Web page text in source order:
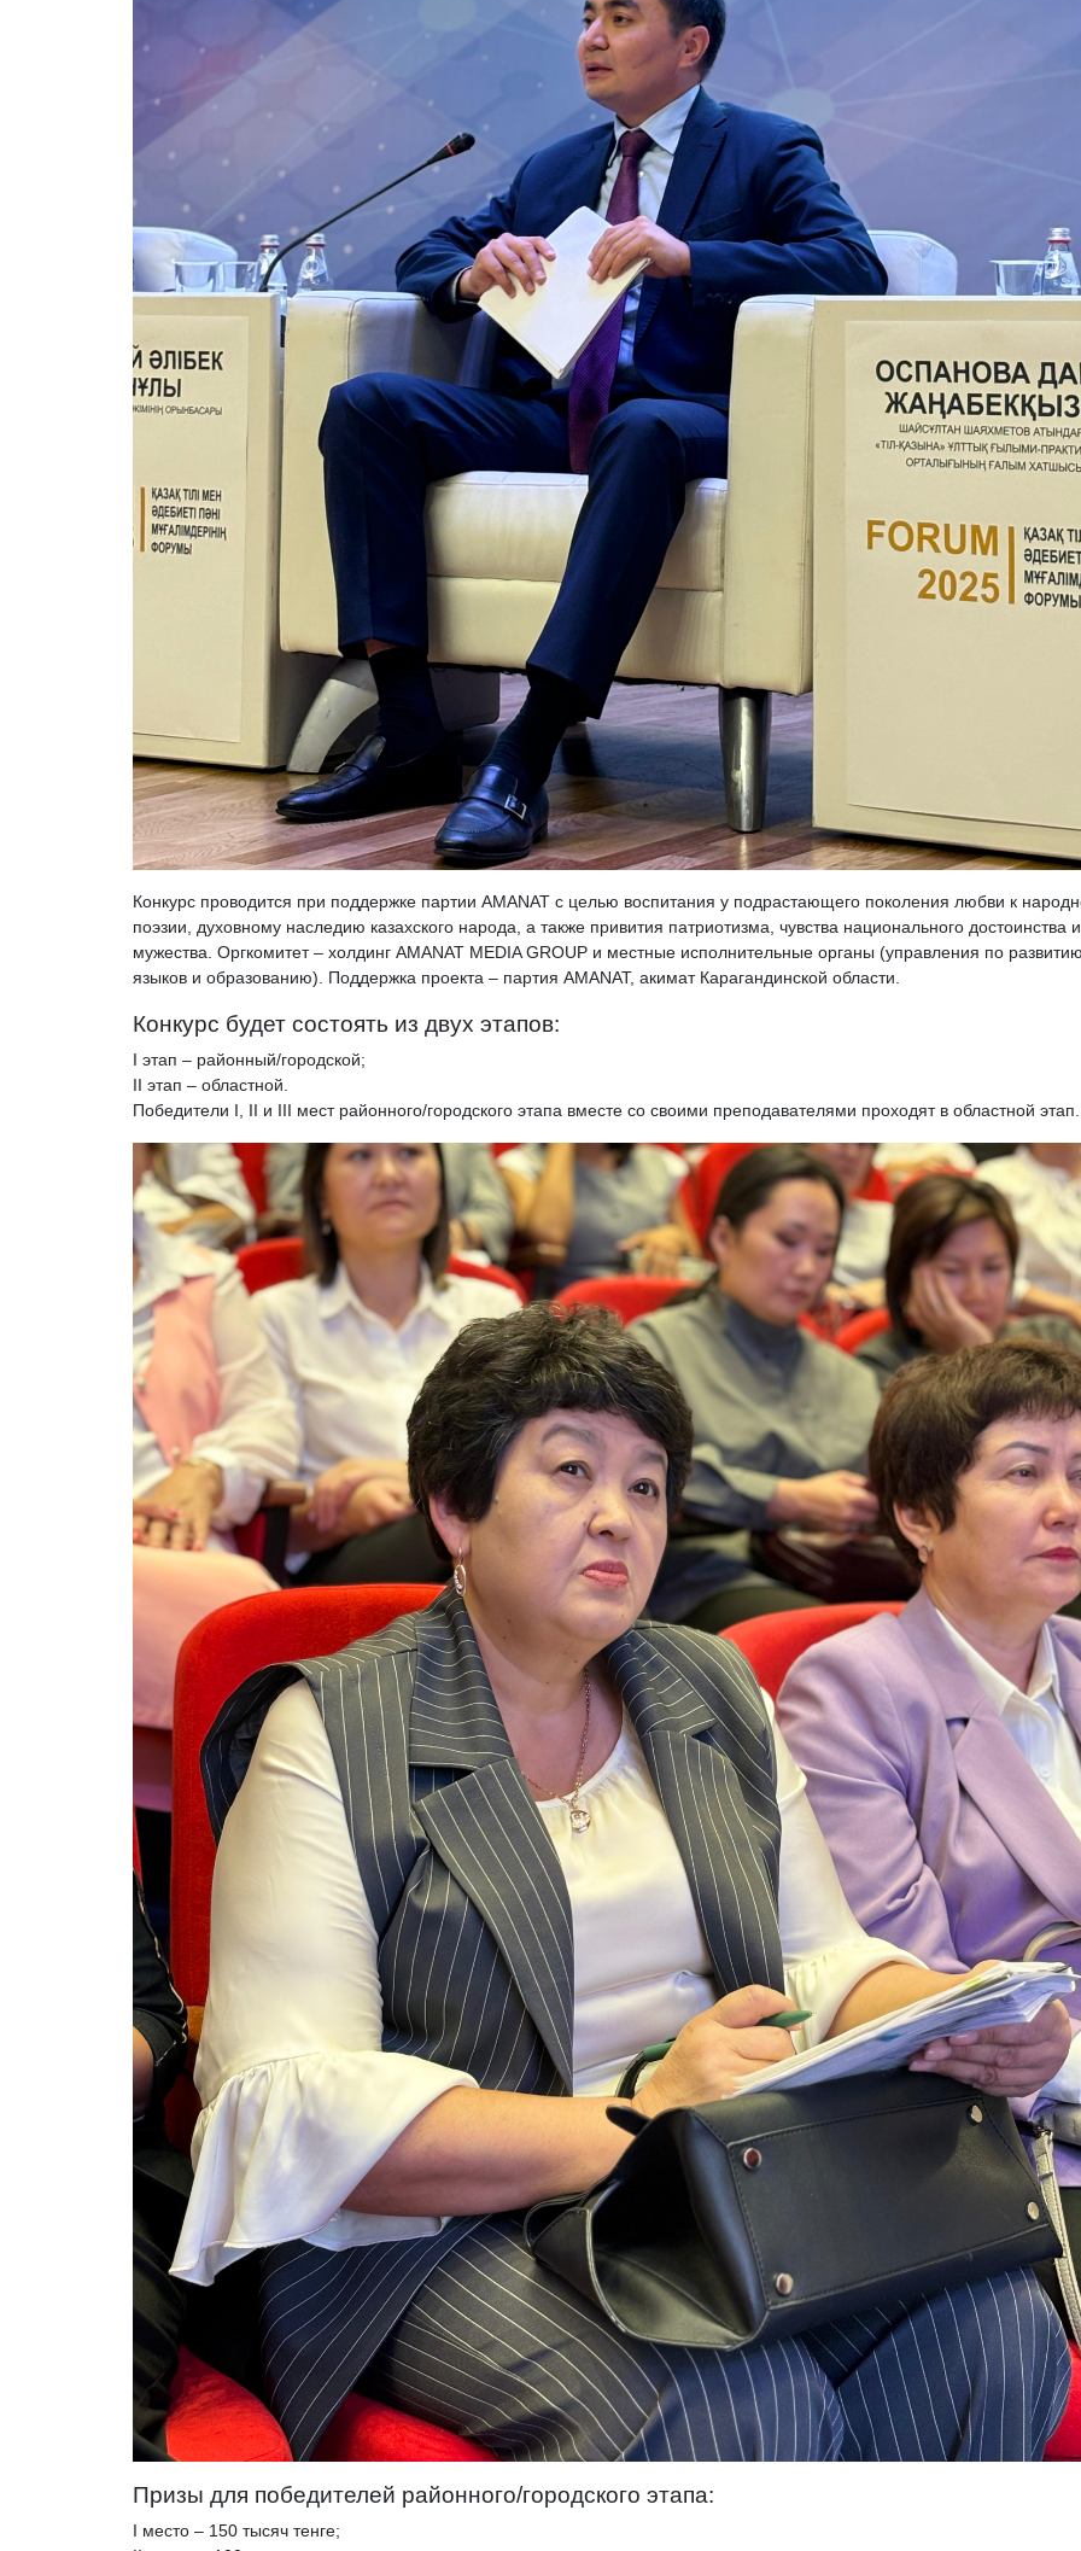
Конкурс проводится при поддержке партии AMANAT с целью воспитания у подрастающего поколения любви к
поэзии, духовному наследию казахского народа, а также привития патриотизма, чувства национального достоинства и
мужества. Оргкомитет – холдинг AMANAT MEDIA GROUP и местные исполнительные органы (управления по
языков и образованию). Поддержка проекта – партия AMANAT, акимат Карагандинской области.
Конкурс будет состоять из двух этапов:
I этап – районный/городской;
II этап – областной.
Победители I, II и III мест районного/городского этапа вместе со своими преподавателями проходят в областной этап.
Призы для победителей районного/городского этапа:
I место – 150 тысяч тенге;